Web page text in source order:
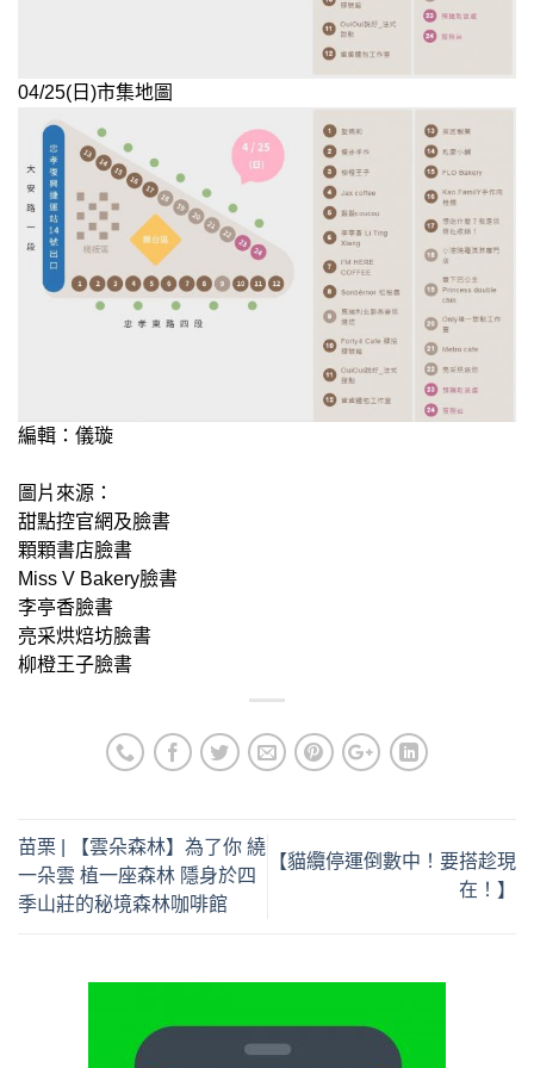
04/25(日)市集地圖
編輯：儀璇
圖片來源：
甜點控官網及臉書
顆顆書店臉書
Miss V Bakery臉書
李亭香臉書
亮采烘焙坊臉書
柳橙王子臉書
苗栗 | 【雲朵森林】為了你 繞
一朵雲 植一座森林 隱身於四
季山莊的秘境森林咖啡館
【貓纜停運倒數中！要搭趁現
在！】